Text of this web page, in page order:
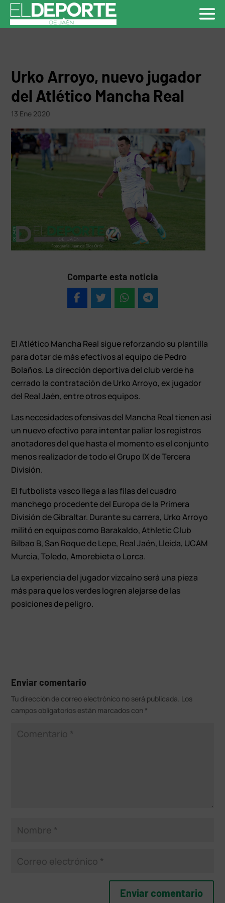
Urko Arroyo, nuevo jugador
del Atlético Mancha Real
13 Ene 2020
Comparte esta noticia
El Atlético Mancha Real sigue reforzando su plantilla
para dotar de más efectivos al equipo de Pedro
Bolaños. La dirección deportiva del club verde ha
cerrado la contratación de Urko Arroyo, ex jugador
del Real Jaén, entre otros equipos.
Las necesidades ofensivas del Mancha Real tienen así
un nuevo efectivo para intentar paliar los registros
anotadores del que hasta el momento es el conjunto
menos realizador de todo el Grupo IX de Tercera
División.
El futbolista vasco llega a las filas del cuadro
manchego procedente del Europa de la Primera
División de Gibraltar. Durante su carrera, Urko Arroyo
militó en equipos como Barakaldo, Athletic Club
Bilbao B, San Roque de Lepe, Real Jaén, Lleida, UCAM
Murcia, Toledo, Amorebieta o Lorca.
La experiencia del jugador vizcaíno será una pieza
más para que los verdes logren alejarse de las
posiciones de peligro.
Enviar comentario
Tu dirección de correo electrónico no será publicada. Los
campos obligatorios están marcados con *